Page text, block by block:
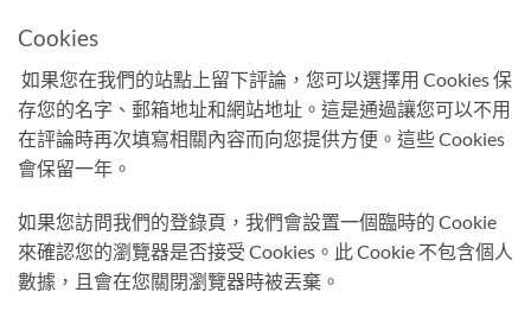
Cookies
如果您在我們的站點上留下評論，您可以選擇用 Cookies 保
存您的名字、郵箱地址和網站地址。這是通過讓您可以不用
在評論時再次填寫相關內容而向您提供方便。這些 Cookies
會保留一年。
如果您訪問我們的登錄頁，我們會設置一個臨時的 Cookie
來確認您的瀏覽器是否接受 Cookies。此 Cookie 不包含個人
數據，且會在您關閉瀏覽器時被丟棄。